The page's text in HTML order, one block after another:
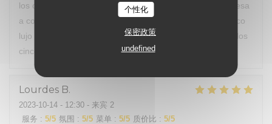
个性化
保密政策
undefined
los comensales a sus creaciones, saliendo en la sobremesa
a comentar y explicar los procesos. Un desfile de auténtico
lujo culinario el que te ofrecen desde principio al final de los
cinco pases.
Lourdes B
2023-10-14 - 12:30 - 来宾 2
服务 : 5/5 氛围 : 5/5 菜单 : 5/5 质价比 : 5/5